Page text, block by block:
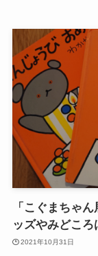
「こぐまちゃ
ッズやみどころ
2021年10月31日